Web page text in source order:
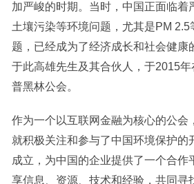
加严峻的时期。当时，中国正面临着
土壤污染等环境问题，尤其是PM 2.5
题，已经成为了经济成长和社会健康
于此高雄先生及其合伙人，于2015
普黑林公会。
作为一个以互联网金融为核心的公会
就积极关注和参与了中国环境保护的
成立，为中国的企业提供了一个合作
享信息、资源、技术和经验，共同寻